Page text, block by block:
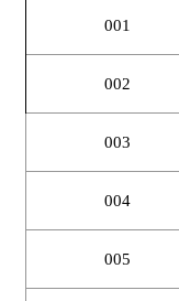
001
002
003
004
005